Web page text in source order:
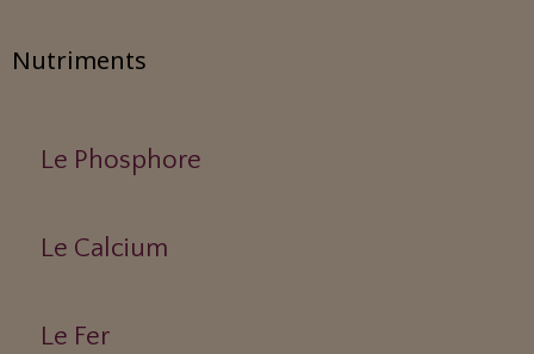
Nutriments
Le Phosphore
Le Calcium
Le Fer